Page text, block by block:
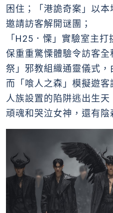
困住；「港詭奇案」以本
邀請訪客解開谜團；
「H25．慄」實驗室主
保重重驚慄體驗令訪客
祭」邪教組織通靈儀式，
而「喰人之森」模擬遊
人族設置的陷阱逃出生
頑魂和哭泣女神，還有陰